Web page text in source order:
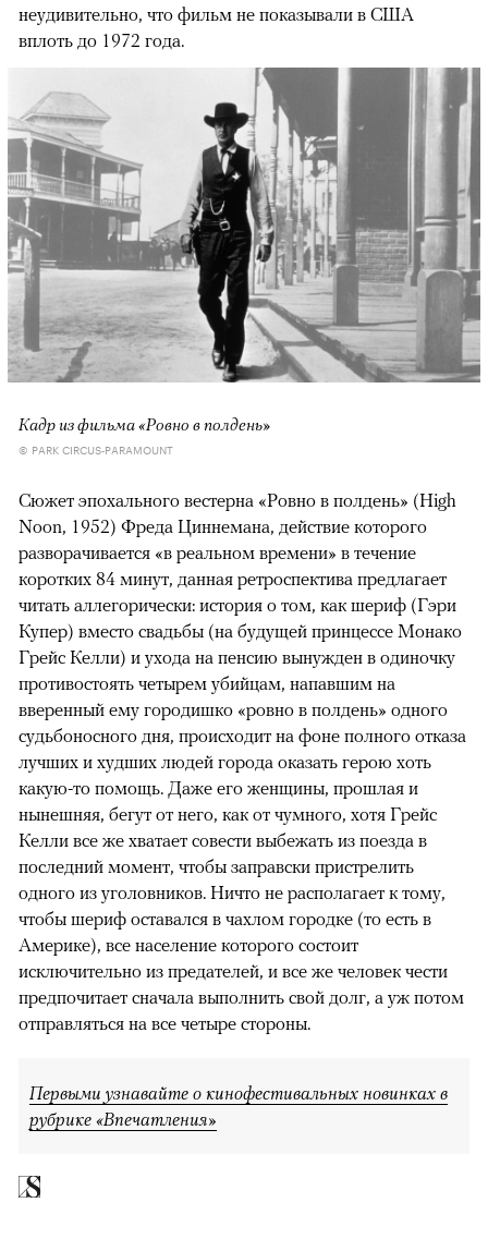
неудивительно, что фильм не показывали в США
вплоть до 1972 года.
Кадр из фильма «Ровно в полдень»
© PARK CIRCUS-PARAMOUNT
Сюжет эпохального вестерна «Ровно в полдень» (High
Noon, 1952) Фреда Циннемана, действие которого
разворачивается «в реальном времени» в течение
коротких 84 минут, данная ретроспектива предлагает
читать аллегорически: история о том, как шериф (Гэри
Купер) вместо свадьбы (на будущей принцессе Монако
Грейс Келли) и ухода на пенсию вынужден в одиночку
противостоять четырем убийцам, напавшим на
вверенный ему городишко «ровно в полдень» одного
судьбоносного дня, происходит на фоне полного отказа
лучших и худших людей города оказать герою хоть
какую-то помощь. Даже его женщины, прошлая и
нынешняя, бегут от него, как от чумного, хотя Грейс
Келли все же хватает совести выбежать из поезда в
последний момент, чтобы заправски пристрелить
одного из уголовников. Ничто не располагает к тому,
чтобы шериф оставался в чахлом городке (то есть в
Америке), все население которого состоит
исключительно из предателей, и все же человек чести
предпочитает сначала выполнить свой долг, а уж потом
отправляться на все четыре стороны.
Первыми узнавайте о кинофестивальных новинках в
рубрике «Впечатления»